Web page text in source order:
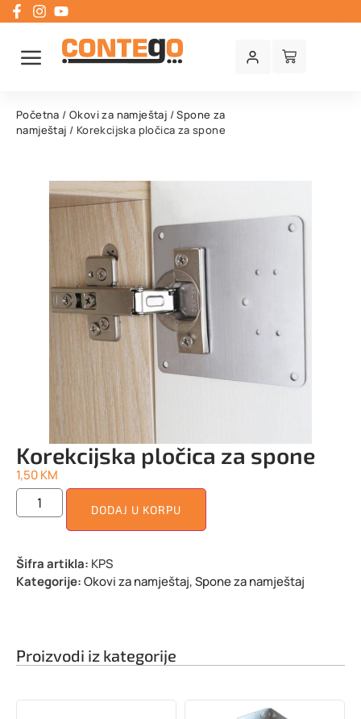
Početna /Okovi za namještaj /Spone za
namještaj / Korekcijska pločica za spone
Korekcijska pločica za spone
1,50KM
DODAJ U KORPU
Šifra artikla: KPS
Kategorije:Okovi za namještaj,Spone za namještaj
Proizvodi iz kategorije